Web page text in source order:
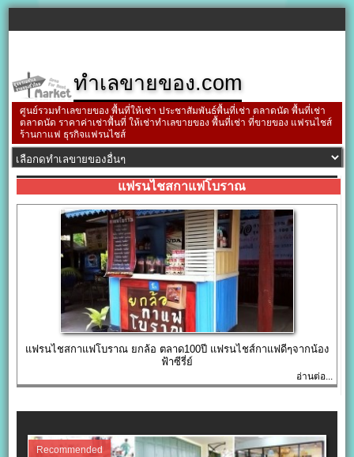
ทำเลขายของ.com
ศูนย์รวมทำเลขายของ พื้นที่ให้เช่า ประชาสัมพันธ์พื้นที่เช่า ตลาดนัด พื้นที่เช่า
ตลาดนัด ราคาค่าเช่าพื้นที่ ให้เช่าทำเลขายของ พื้นที่เช่า ที่ขายของ แฟรนไชส์
ร้านกาแฟ ธุรกิจแฟรนไชส์
แฟรนไชสกาแฟโบราณ
แฟรนไชสกาแฟโบราณ ยกล้อ ตลาด100ปี แฟรนไชส์กาแฟดีๆจากน้อง
ฟ้าซีรี่ย์
อ่านต่อ...
Recommended